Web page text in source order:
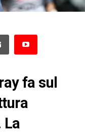
fa sul
La